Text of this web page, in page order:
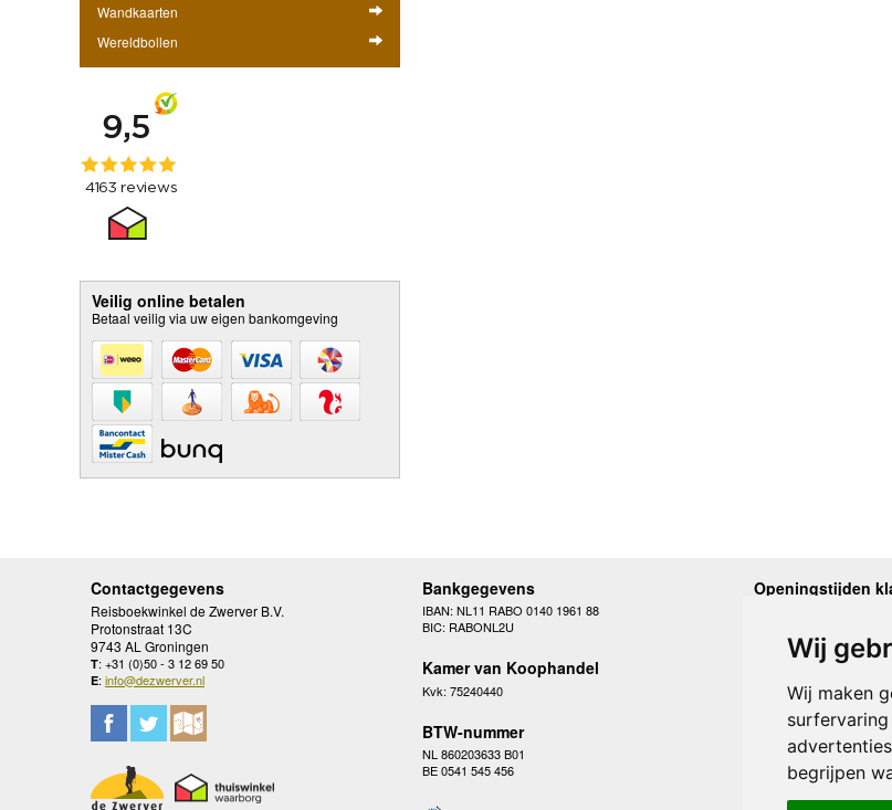
Wij
Wij maken
begrijpen
Wandkaarten
Wereldbollen
Veilig online betalen
Betaal veilig via uw eigen bankomgeving
Contactgegevens
Reisboekwinkel de Zwerver B.V.
Protonstraat 13C
9743 AL Groningen
T: +31 (0)50 - 3 12 69 50
E: info@dezwerver.nl
Bankgegevens
IBAN: NL11 RABO 0140 1961 88
BIC: RABONL2U
Kamer van Koophandel
Kvk: 75240440
BTW-nummer
NL 860203633 B01
BE 0541 545 456
Openingstijden
Woensdag
Donderdag
Vrijdag
Zaterdag
Zondag